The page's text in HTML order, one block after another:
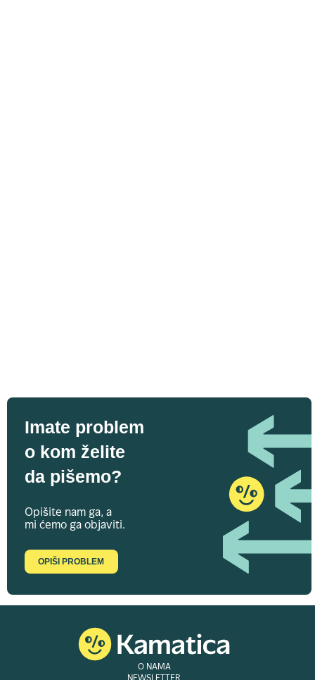
Imate problem
o kom želite
da pišemo?
Opišite nam ga, a
mi ćemo ga objaviti.
OPIŠI PROBLEM
O NAMA